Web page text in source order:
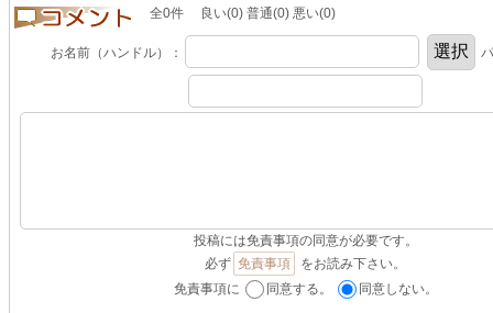
全0件 良い(0) 普通(0) 悪い(0)
お名前（ハンドル）：
投稿には免責事項の同意が必要です。
必ず 免責事項
をお読み下さい。
免責事項に
同意する。 同意しない。